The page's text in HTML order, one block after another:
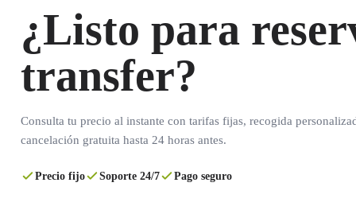
¿Listo para
transfer?
Consulta tu precio al instante con tarifas fijas, recogida
cancelación gratuita hasta 24 horas antes.
Precio fijo Soporte 24/7 Pago seguro